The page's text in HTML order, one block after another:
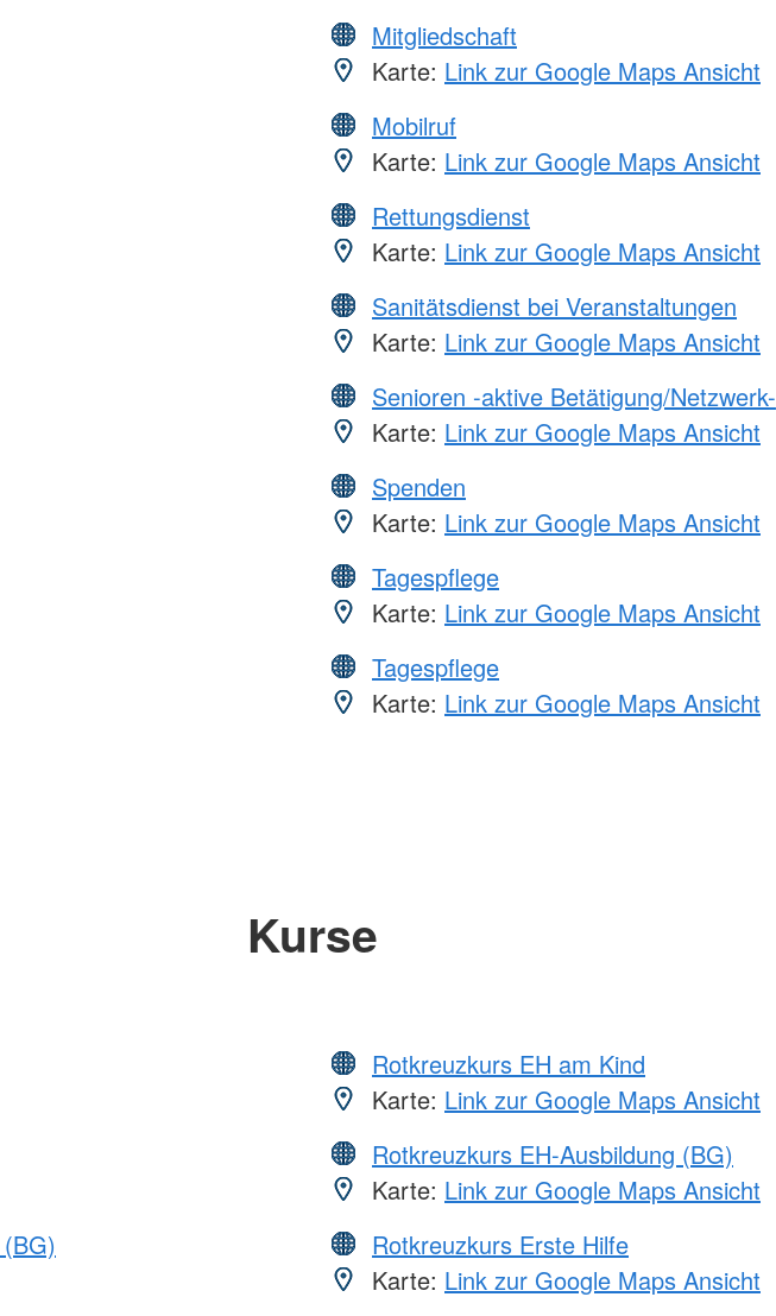
Mitgliedschaft
Karte: Link zur Google Maps Ansicht
Mobilruf
Karte: Link zur Google Maps Ansicht
Rettungsdienst
Karte: Link zur Google Maps Ansicht
Sanitätsdienst bei Veranstaltungen
Karte: Link zur Google Maps Ansicht
Senioren -aktive Betätigung/Netzwerk-
Karte: Link zur Google Maps Ansicht
Spenden
Karte: Link zur Google Maps Ansicht
Tagespflege
Karte: Link zur Google Maps Ansicht
Tagespflege
Karte: Link zur Google Maps Ansicht
Kurse
Rotkreuzkurs EH am Kind
Karte: Link zur Google Maps Ansicht
Rotkreuzkurs EH-Ausbildung (BG)
Karte: Link zur Google Maps Ansicht
Rotkreuzkurs Erste Hilfe
Karte: Link zur Google Maps Ansicht